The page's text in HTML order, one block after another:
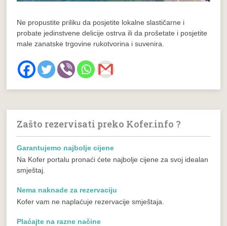
Ne propustite priliku da posjetite lokalne slastičarne i
probate jedinstvene delicije ostrva ili da prošetate i posjetite
male zanatske trgovine rukotvorina i suvenira.
Zašto rezervisati preko Kofer.info ?
Garantujemo najbolje cijene
Na Kofer portalu pronaći ćete najbolje cijene za svoj idealan
smještaj.
Nema naknade za rezervaciju
Kofer vam ne naplaćuje rezervacije smještaja.
Plaćajte na razne načine